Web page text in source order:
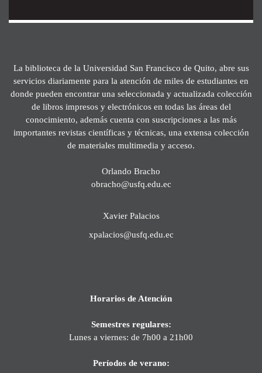
La biblioteca de la Universidad San Francisco de Quito, abre sus
servicios diariamente para la atención de miles de estudiantes en
donde pueden encontrar una seleccionada y actualizada colección
de libros impresos y electrónicos en todas las áreas del
conocimiento, además cuenta con suscripciones a las más
importantes revistas científicas y técnicas, una extensa colección
de materiales multimedia y acceso.
Orlando Bracho
obracho@usfq.edu.ec
Xavier Palacios
xpalacios@usfq.edu.ec
Horarios de Atención
Semestres regulares:
Lunes a viernes: de 7h00 a 21h00
Períodos de verano: